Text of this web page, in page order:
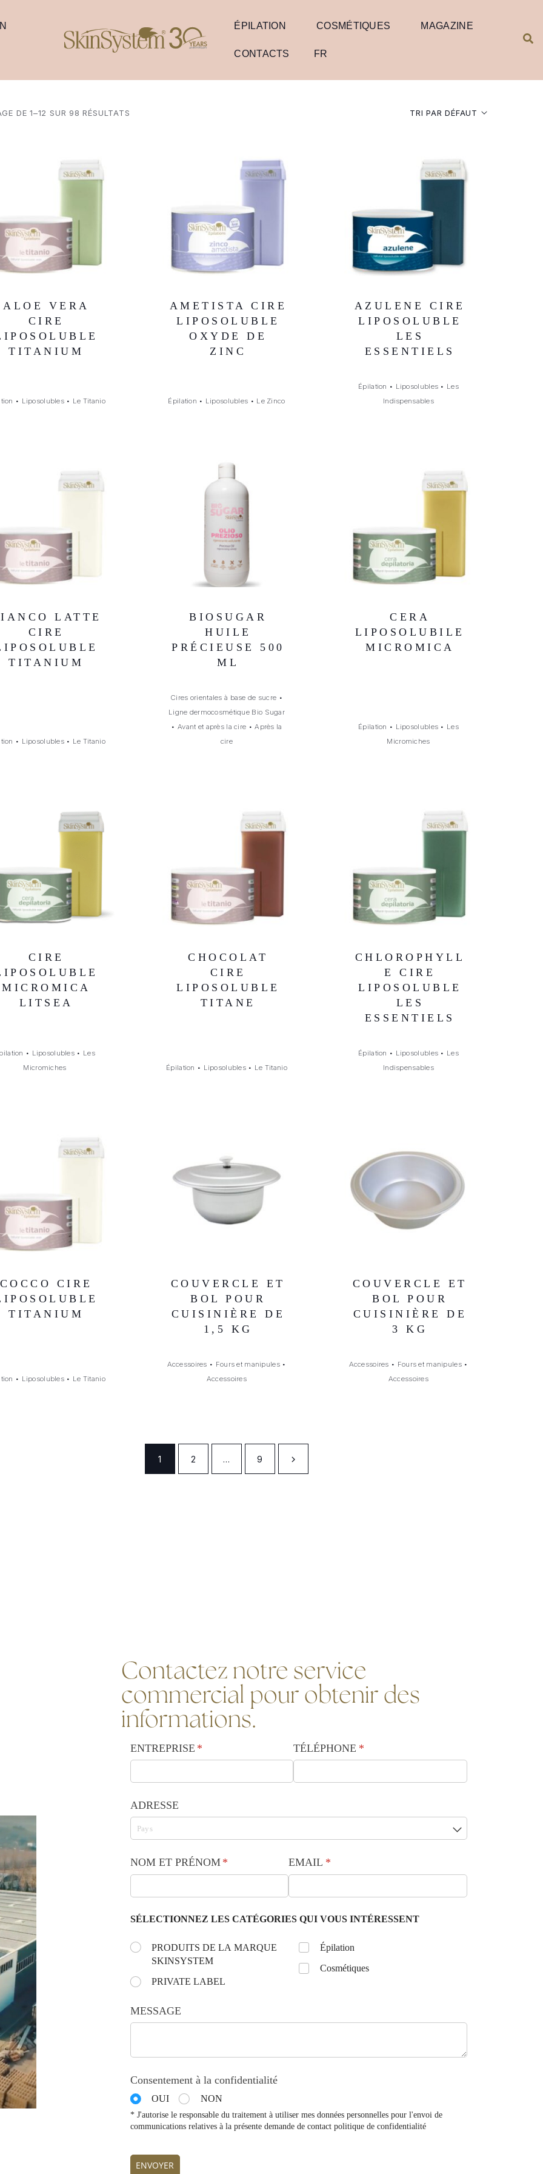
ÉPILATION COSMÉTIQUES MAGAZINE
CONTACTS FR
DE 1–12 SUR 98 RÉSULTATS TRI PAR DÉFAUT
ALOE VERA
CIRE
TITANIUM
• Liposolubles • Le Titanio
AMETISTA CIRE
LIPOSOLUBLE
OXYDE DE
ZINC
Épilation • Liposolubles • Le Zinco
AZULENE CIRE
LIPOSOLUBLE
LES
ESSENTIELS
Épilation • Liposolubles • Les
Indispensables
LATTE
CIRE
TITANIUM
• Liposolubles • Le Titanio
BIOSUGAR
HUILE
PRÉCIEUSE 500
ML
Cires orientales à base de sucre •
Ligne dermocosmétique Bio Sugar
•Avant et après la cire •Après la
cire
CERA
LIPOSOLUBILE
MICROMICA
Épilation • Liposolubles • Les
Micromiches
CIRE
MICROMICA
LITSEA
• Liposolubles • Les
Micromiches
CHOCOLAT
CIRE
LIPOSOLUBLE
TITANE
Épilation • Liposolubles • Le Titanio
CHLOROPHYLL
E CIRE
LIPOSOLUBLE
LES
ESSENTIELS
Épilation • Liposolubles • Les
Indispensables
COCCO CIRE
TITANIUM
• Liposolubles • Le Titanio
COUVERCLE ET
BOL POUR
CUISINIÈRE DE
1,5 KG
Accessoires • Fours et manipules•
Accessoires
COUVERCLE ET
BOL POUR
CUISINIÈRE DE
3 KG
Accessoires • Fours et manipules•
Accessoires
1 2 … 9
Contactez notre service
commercial pour obtenir des
informations.
ENTREPRISE *
(requis) TÉLÉPHONE *
(requis)
ADRESSE
NOM ET PRÉNOM *
(requis) EMAIL *
(requis)
SÉLECTIONNEZ LES CATÉGORIES QUI VOUS INTÉRESSENT
Choose the day: *
(requis)
PRODUITS DE LA MARQUE
SKINSYSTEM
PRIVATE LABEL
UntitledÉpilation
Cosmétiques
MESSAGE
Consentement à la confidentialité
OUI NON
* J'autorise le responsable du traitement à utiliser mes données personnelles pour l'envoi de
communications relatives à la présente demande de contact politique de confidentialité
ENVOYER